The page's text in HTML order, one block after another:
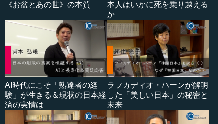
《お盆とあの世》の本質
本人はいかに死を乗り越える
か
AI時代にこそ「熟達者の経
験」が生きる＆現状の日本経
済の実情は
ラフカディオ・ハーンが解明
した「美しい日本」の秘密と
未来